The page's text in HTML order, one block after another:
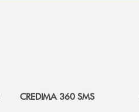
CREDIMA 360 SMS